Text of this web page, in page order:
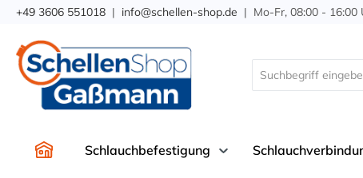
Zur Hauptnavigation springen
+49 3606 551018 | info@schellen-shop.de | Mo-Fr, 08:00 - 16:00
Schlauchbefestigung